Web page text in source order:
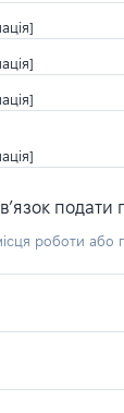
подати
роботи